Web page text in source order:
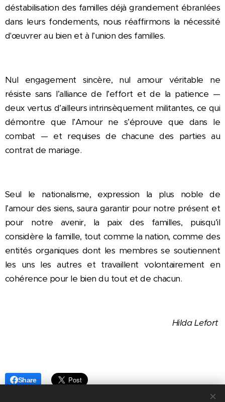
déstabilisation des familles déjà grandement ébranlées
dans leurs fondements, nous réaffirmons la nécessité
d'œuvrer au bien et à l’union des familles.
Nul engagement sincère, nul amour véritable ne
résiste sans l’alliance de l’effort et de la patience —
deux vertus d’ailleurs intrinsèquement militantes, ce qui
démontre que l’Amour ne s’éprouve que dans le
combat — et requises de chacune des parties au
contrat de mariage.
Seul le nationalisme, expression la plus noble de
l’amour des siens, saura garantir pour notre présent et
pour notre avenir, la paix des familles, puisqu’il
considère la famille, tout comme la nation, comme des
entités organiques dont les membres se soutiennent
les uns les autres et travaillent volontairement en
cohérence pour le bien du tout et de chacun.
Hilda Lefort
Share